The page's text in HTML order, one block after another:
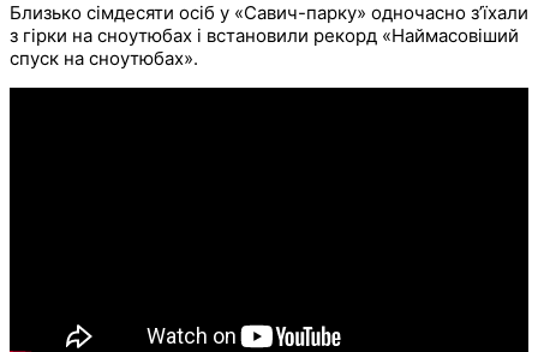
Близько сімдесяти осіб у «Савич-парку» одночасно з’їхали
з гірки на сноутюбах і встановили рекорд «Наймасовіший
спуск на сноутюбах».